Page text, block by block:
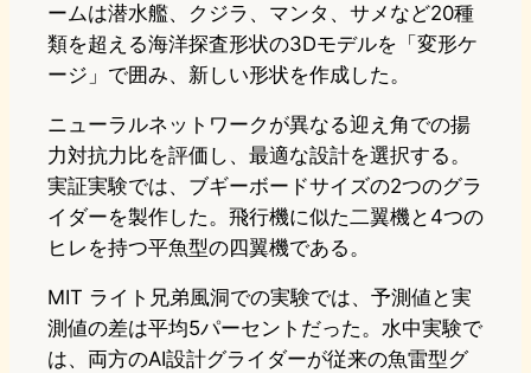
ームは潜水艦、クジラ、マンタ、サメなど20種
類を超える海洋探査形状の3Dモデルを「変形ケ
ージ」で囲み、新しい形状を作成した。
ニューラルネットワークが異なる迎え角での揚
力対抗力比を評価し、最適な設計を選択する。
実証実験では、ブギーボードサイズの2つのグラ
イダーを製作した。飛行機に似た二翼機と4つの
ヒレを持つ平魚型の四翼機である。
MIT ライト兄弟風洞での実験では、予測値と実
測値の差は平均5パーセントだった。水中実験で
は、両方のAI設計グライダーが従来の魚雷型グ